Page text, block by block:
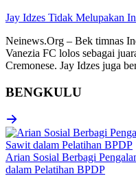
Jay Idzes Tidak Melupakan
Neinews.Org – Bek timnas
Vanezia FC lolos sebagai
Cremonese. Jay Idzes juga
BENGKULU
Arian Sosial Berbagi
dalam Pelatihan BPDP